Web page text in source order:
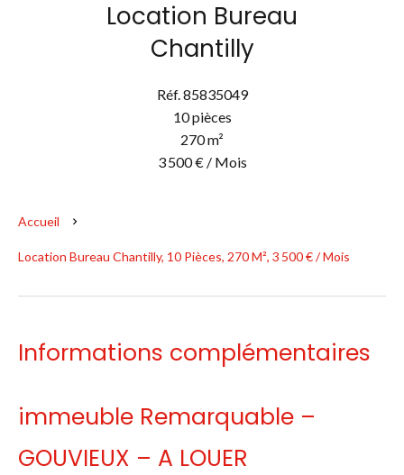
Location Bureau
Chantilly
Réf. 85835049
10 pièces
270 m²
3 500 € / Mois
Accueil
Location Bureau Chantilly, 10 Pièces, 270 M², 3 500 € / Mois
Informations complémentaires
immeuble Remarquable –
GOUVIEUX – A LOUER